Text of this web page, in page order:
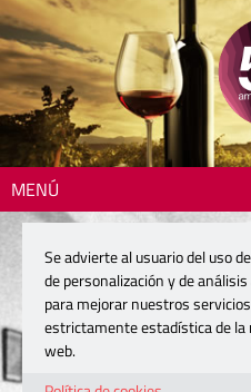
MENÚ
Se advierte al usuario del uso
de personalización y de
para mejorar nuestros
estrictamente estadística de
web.